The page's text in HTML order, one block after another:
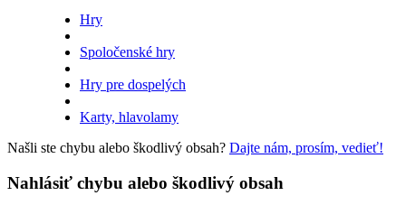
Hry
Spoločenské hry
Hry pre dospelých
Karty, hlavolamy
Našli ste chybu alebo škodlivý obsah? Dajte nám, prosím, vedieť!
Nahlásiť chybu alebo škodlivý obsah